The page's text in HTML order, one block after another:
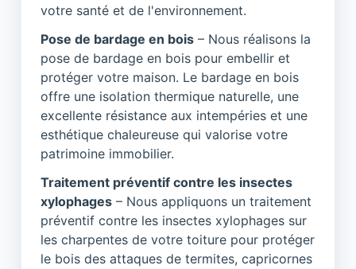
votre santé et de l'environnement.
Pose de bardage en bois – Nous réalisons la
pose de bardage en bois pour embellir et
protéger votre maison. Le bardage en bois
offre une isolation thermique naturelle, une
excellente résistance aux intempéries et une
esthétique chaleureuse qui valorise votre
patrimoine immobilier.
Traitement préventif contre les insectes
xylophages – Nous appliquons un traitement
préventif contre les insectes xylophages sur
les charpentes de votre toiture pour protéger
le bois des attaques de termites, capricornes